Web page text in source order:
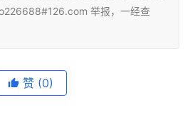
举报，一经查
赞 (0)